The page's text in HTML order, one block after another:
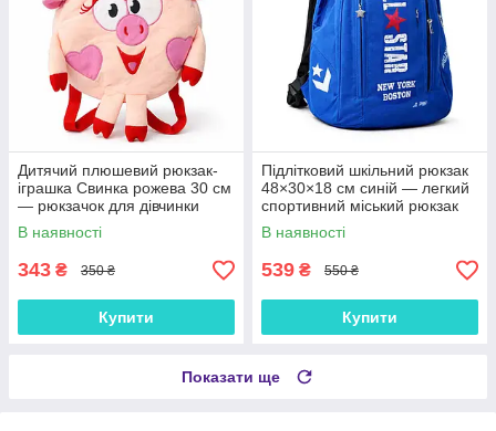
Дитячий плюшевий рюкзак-
іграшка Свинка рожева 30 см
— рюкзачок для дівчинки
В наявності
343 ₴ 350 ₴
Купити
Підлітковий шкільний рюкзак
48×30×18 см синій — легкий
спортивний міський рюкзак
для школи і тренувань
В наявності
539 ₴ 550 ₴
Купити
Показати ще